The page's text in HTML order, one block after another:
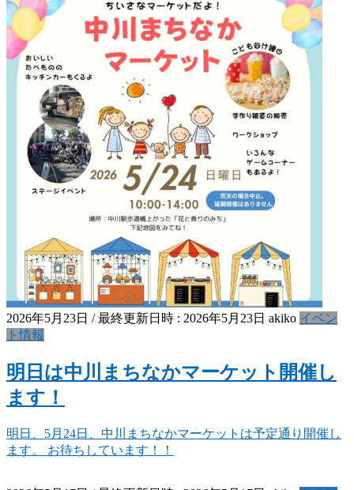
2026年5月23日 / 最終更新日時 : 2026年5月23日 akiko イベン
ト情報
明日は中川まちなかマーケット開催し
ます！
明日、5月24日、中川まちなかマーケットは予定通り開催し
ます。 お待ちしています！！